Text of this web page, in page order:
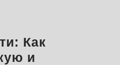
Как
и